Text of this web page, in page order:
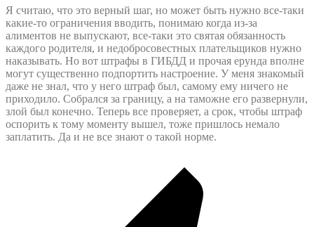
Я считаю, что это верный шаг, но может быть нужно все-таки
какие-то ограничения вводить, понимаю когда из-за
алиментов не выпускают, все-таки это святая обязанность
каждого родителя, и недобросовестных плательщиков нужно
наказывать. Но вот штрафы в ГИБДД и прочая ерунда вполне
могут существенно подпортить настроение. У меня знакомый
даже не знал, что у него штраф был, самому ему ничего не
приходило. Собрался за границу, а на таможне его развернули,
злой был конечно. Теперь все проверяет, а срок, чтобы штраф
оспорить к тому моменту вышел, тоже пришлось немало
заплатить. Да и не все знают о такой норме.